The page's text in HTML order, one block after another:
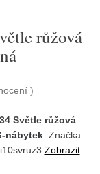
růžová
)
Světle růžová
nábytek . Značka:
Zobrazit